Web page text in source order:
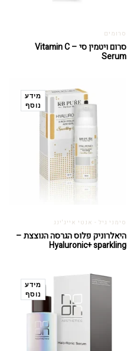
סרומים
סרום ויטמין סי – Vitamin C
Serum
מידע
נוסף
סימני גיל - אנטי אייג'ינג
היאלרוניק פלוס הגרסה הנוצצת –
Hyaluronic+ sparkling
מידע
נוסף